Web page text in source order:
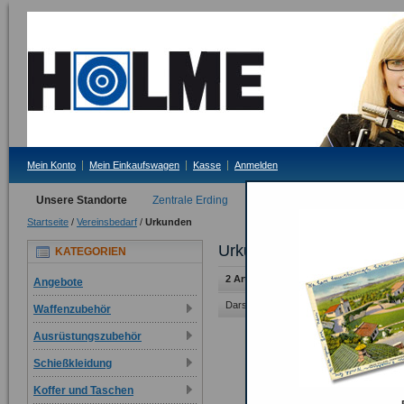
Mein Konto Mein Einkaufswagen Kasse Anmelden
Unsere Standorte Zentrale Erding
Startseite / Vereinsbedarf / Urkunden
Urkunden
2 Artikel
Darstellung als: Raster Liste
KATEGORIEN
Angebote
Waffenzubehör
Ausrüstungszubehör
Schießkleidung
Koffer und Taschen